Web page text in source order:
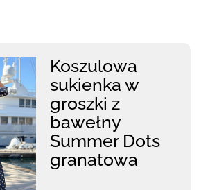
Koszulowa
sukienka w
groszki z
bawełny
Summer Dots
granatowa